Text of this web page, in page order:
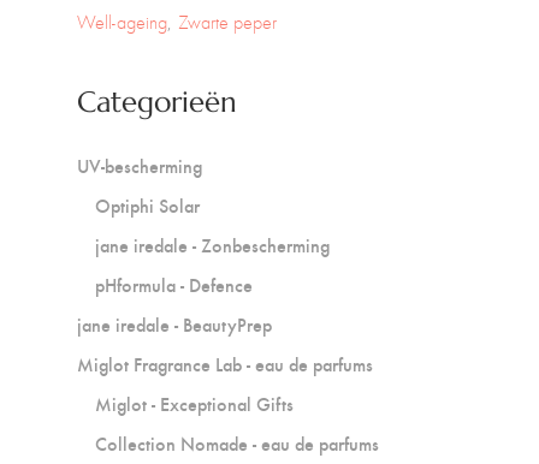
Well-ageing Zwarte peper
Categorieën
UV-bescherming
Optiphi Solar
jane iredale - Zonbescherming
pHformula - Defence
jane iredale - BeautyPrep
Miglot Fragrance Lab - eau de parfums
Miglot - Exceptional Gifts
Collection Nomade - eau de parfums